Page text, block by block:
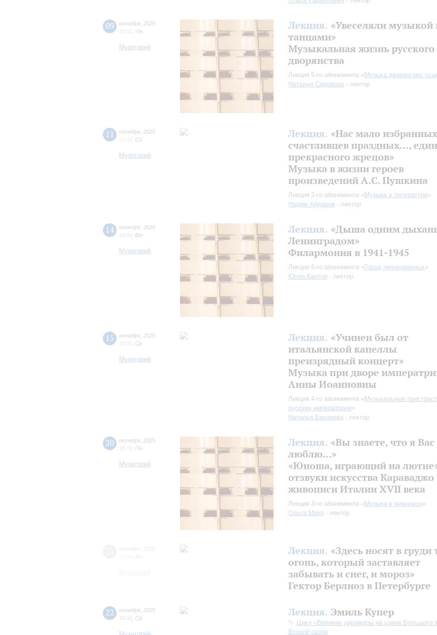
09 октября 2025
18:00 Чт
Музиторий
Лекция. «Увеселяли музыкой
танцами»
Музыкальная жизнь русского
дворянства
Лекция 5-го абонемента « Музыка дворянских
Наталия Сидорова - лектор
11 октября 2025
12:00 Сб
Музиторий
Лекция. «Нас мало
счастливцев праздных…,
прекрасного жрецов»
Музыка в жизни героев
произведений А.С. Пушкина
Лекция 2-го абонемента « Музыка в литературе»
Надим Айдаров - лектор
14 октября 2025
18:00 Вт
Музиторий
Лекция. «Дыша одним
Ленинградом»
Филармония в 1941-1945
Лекция 6-го абонемента « Город непокоренных»
Юлия Кантор - лектор
15 октября 2025
18:00 Ср
Музиторий
Лекция. «Учинен был от
итальянской капеллы
преизрядный концерт»
Музыка при дворе
Анны Иоанновны
Лекция 4-го абонемента « Музыкальные
русских императоров»
Наталья Бахарева - лектор
20 октября 2025
18:00 Пн
Музиторий
Лекция. «Вы знаете, что я Вас
люблю…»
«Юноша, играющий на
отзвуки искусства Караваджо
живописи Италии XVII века
Лекция 3-го абонемента « Музыка в живописи»
Ольга Махо - лектор
Лекция. «Здесь носят в груди
огонь, который заставляет
забывать и снег, и мороз»
Гектор Берлиоз в Петербурге
22 октября 2025
18:00 Ср Лекция. Эмиль Купер
Цикл «Великие дирижеры на сцене Большого
Второй сезон